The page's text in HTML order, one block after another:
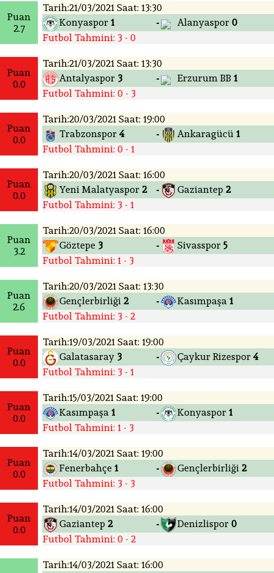
Puan
2.7
Tarih:21/03/2021 Saat: 13:30
Konyaspor 1 - Alanyaspor 0
Futbol Tahmini: 3 - 0
Puan
0.0
Tarih:21/03/2021 Saat: 13:30
Antalyaspor 3 - Erzurum BB 1
Futbol Tahmini: 0 - 3
Puan
0.0
Tarih:20/03/2021 Saat: 19:00
Trabzonspor 4 - Ankaragücü 1
Futbol Tahmini: 0 - 1
Puan
0.0
Tarih:20/03/2021 Saat: 16:00
Yeni Malatyaspor 2 - Gaziantep 2
Futbol Tahmini: 3 - 1
Puan
3.2
Tarih:20/03/2021 Saat: 16:00
Göztepe 3 - Sivasspor 5
Futbol Tahmini: 1 - 3
Puan
2.6
Tarih:20/03/2021 Saat: 13:30
Gençlerbirliği 2 - Kasımpaşa 1
Futbol Tahmini: 3 - 2
Puan
0.0
Tarih:19/03/2021 Saat: 19:00
Galatasaray 3 - Çaykur Rizespor 4
Futbol Tahmini: 3 - 1
Puan
0.0
Tarih:15/03/2021 Saat: 19:00
Kasımpaşa 1 - Konyaspor 1
Futbol Tahmini: 1 - 3
Puan
0.0
Tarih:14/03/2021 Saat: 19:00
Fenerbahçe 1 - Gençlerbirliği 2
Futbol Tahmini: 3 - 3
Puan
0.0
Tarih:14/03/2021 Saat: 16:00
Gaziantep 2 - Denizlispor 0
Futbol Tahmini: 0 - 2
Tarih:14/03/2021 Saat: 16:00